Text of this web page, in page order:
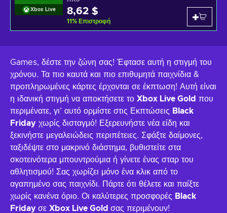
Xbox Live 8,62 $
11% Επιστροφή
Games, δέστε την ζώνη σας! Έφτασε αυτή η στιγμή του
χρόνου. Τα πιο καυτά και πιο επιθυμητά παιχνίδια &
προπληρωμένες κάρτες έρχονται σε έκπτωση! Αυτή είναι
η ιδανική στιγμή να αποκτήσετε το Xbox Live Gold που
περιμένατε, γι’ αυτό ορμίστε στις Εκπτώσεις Black
Friday χωρίς δισταγμό! Εξερευνήστε νέα είδη και
ξεκινήστε μεγαλειώδεις περιπέτειες. Σφάξτε δαίμονες,
ταξιδέψτε στο μακρινό διάστημα, βυθιστείτε στα
σκοτεινότερα μπουντρούμια ή γίνετε ένας σταρ του
αθλητισμού! Σας χωρίζει μόνο ένα κλικ από το
αγαπημένο σας παιχνίδι. Πάρτε ότι θέλετε και παίξτε
χωρίς κανένα όριο. Οι καλύτερες προσφορές Black
Friday σε Xbox Live Gold σας περιμένουν!